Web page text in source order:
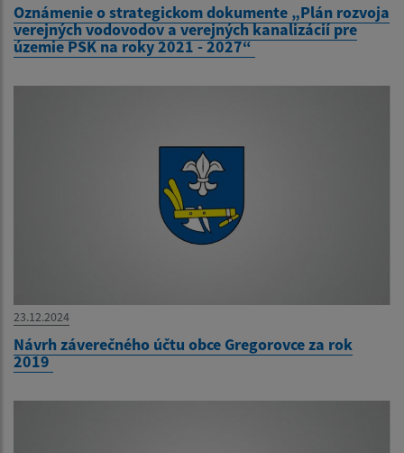
Oznámenie o strategickom dokumente „Plán rozvoja
verejných vodovodov a verejných kanalizácií pre
územie PSK na roky 2021 - 2027“
23.12.2024
Návrh záverečného účtu obce Gregorovce za rok
2019